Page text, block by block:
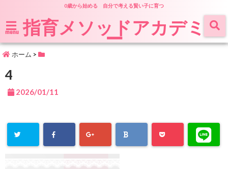
0歳から始める 自分で考える賢い子に育つ
menu 指育メソッドアカデミ
ー
ホーム >
4
2026/01/11